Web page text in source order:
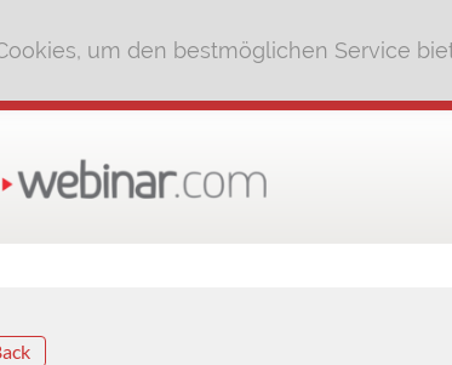
um den bestmöglichen Service